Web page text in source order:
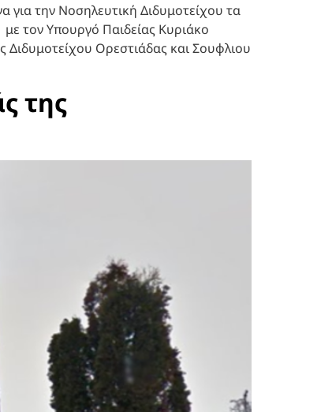
για την Νοσηλευτική Διδυμοτείχου τα
τον Υπουργό Παιδείας Κυριάκο
Ορεστιάδας και Σουφλιου
της